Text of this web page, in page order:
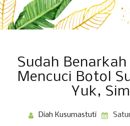
Sudah Benarkah
Mencuci Botol
Yuk,
Diah Kusumastuti